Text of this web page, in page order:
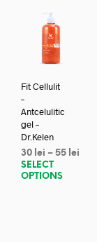
Fit Cellulit
–
Antcelulitic
gel –
Dr.Kelen
30 lei – 55 lei
SELECT
OPTIONS